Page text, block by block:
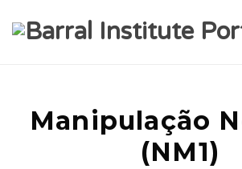
Manipulação
(NM1)